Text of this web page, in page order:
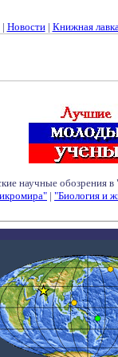
| Новости| Книжная
научные обозрения в
| "Биология и